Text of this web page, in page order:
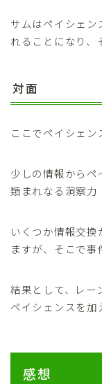
サムはペイシェ
れることになり、
対面
ここでペイシェン
少しの情報からペ
類まれなる洞察力
いくつか情報交
ますが、そこで事
結果として、レー
ペイシェンスを加
感想